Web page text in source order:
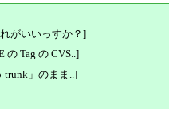
がいいっすか？]
の Tag の CVS..]
trunk」のまま..]